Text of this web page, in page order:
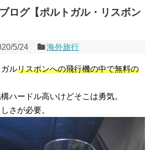
ログ【ポルトガル・リスボン
5/24 海外旅行
ルリスボンへの飛行機の中で無料の
ハードル高いけどそこは勇気。
さが必要。